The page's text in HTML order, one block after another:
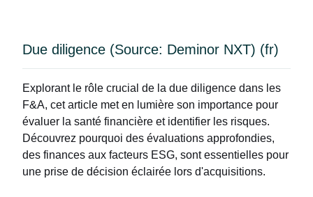
Due diligence (Source: Deminor NXT) (fr)
Explorant le rôle crucial de la due diligence dans les
F&A, cet article met en lumière son importance pour
évaluer la santé financière et identifier les risques.
Découvrez pourquoi des évaluations approfondies,
des finances aux facteurs ESG, sont essentielles pour
une prise de décision éclairée lors d'acquisitions.